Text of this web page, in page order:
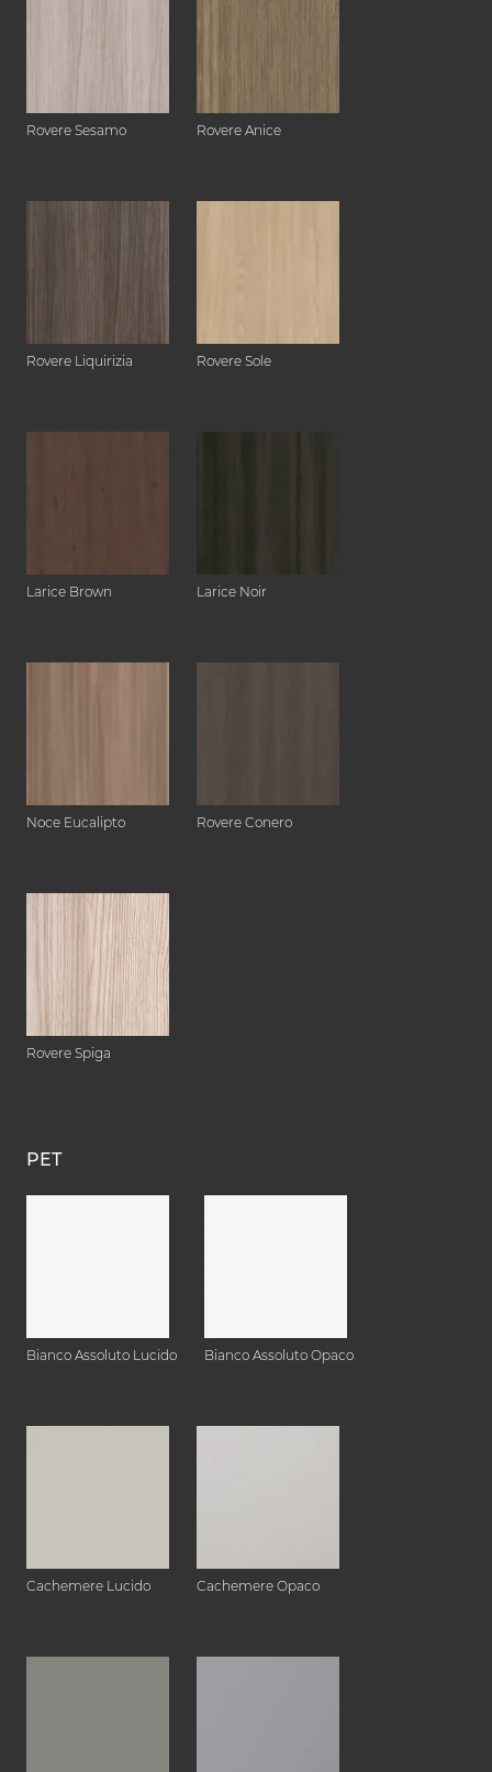
Rovere Sesamo Rovere Anice
Rovere Liquirizia Rovere Sole
Larice Brown Larice Noir
Noce Eucalipto Rovere Conero
Rovere Spiga
PET
Bianco Assoluto Lucido Bianco Assoluto Opaco
Cachemere Lucido Cachemere Opaco